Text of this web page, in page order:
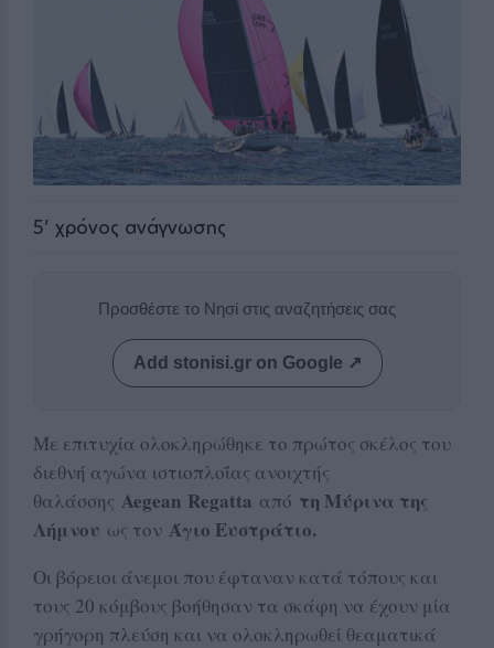
5' χρόνος ανάγνωσης
Προσθέστε το Νησί στις αναζητήσεις σας
Add stonisi.gr on Google ↗
Με επιτυχία ολοκληρώθηκε το πρώτος σκέλος του
διεθνή αγώνα ιστιοπλοΐας ανοιχτής
θαλάσσης Aegean Regatta από τη Μύρινα της
Λήμνου ως τον Άγιο Ευστράτιο.
Οι βόρειοι άνεμοι που έφταναν κατά τόπους και
τους 20 κόμβους βοήθησαν τα σκάφη να έχουν μία
γρήγορη πλεύση και να ολοκληρωθεί θεαματικά